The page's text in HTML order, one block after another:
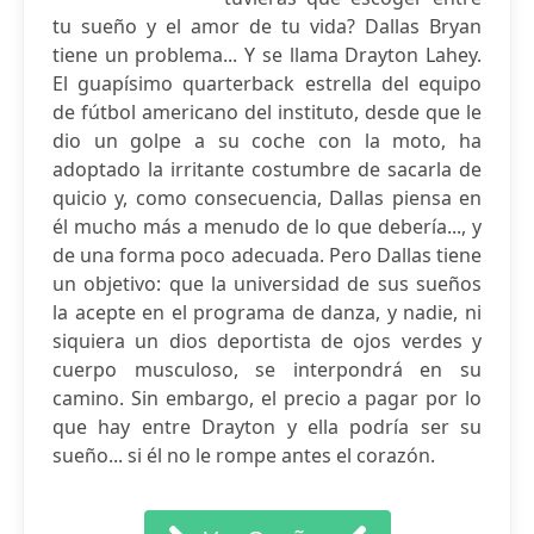
tu sueño y el amor de tu vida? Dallas Bryan
tiene un problema... Y se llama Drayton Lahey.
El guapísimo quarterback estrella del equipo
de fútbol americano del instituto, desde que le
dio un golpe a su coche con la moto, ha
adoptado la irritante costumbre de sacarla de
quicio y, como consecuencia, Dallas piensa en
él mucho más a menudo de lo que debería..., y
de una forma poco adecuada. Pero Dallas tiene
un objetivo: que la universidad de sus sueños
la acepte en el programa de danza, y nadie, ni
siquiera un dios deportista de ojos verdes y
cuerpo musculoso, se interpondrá en su
camino. Sin embargo, el precio a pagar por lo
que hay entre Drayton y ella podría ser su
sueño... si él no le rompe antes el corazón.